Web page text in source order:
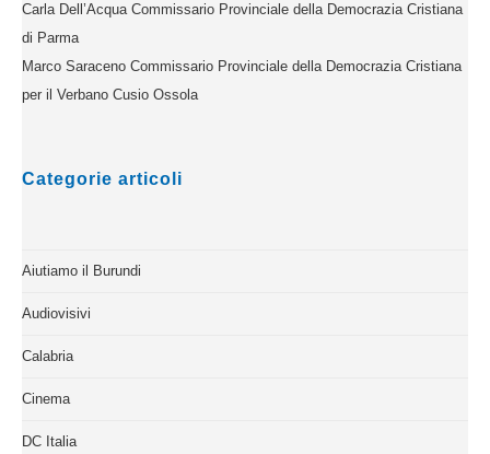
Carla Dell’Acqua Commissario Provinciale della Democrazia Cristiana
di Parma
Marco Saraceno Commissario Provinciale della Democrazia Cristiana
per il Verbano Cusio Ossola
Categorie articoli
Aiutiamo il Burundi
Audiovisivi
Calabria
Cinema
DC Italia